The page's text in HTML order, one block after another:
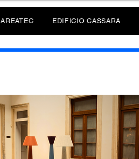
AREATEC EDIFICIO CASSARA